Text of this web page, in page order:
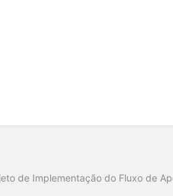
de Implementação do Fluxo de